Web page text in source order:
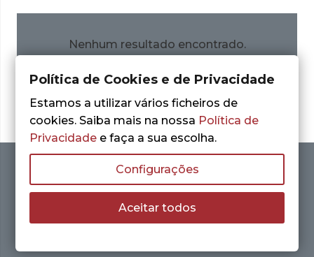
Nenhum resultado encontrado.
Política de Cookies e de Privacidade
Estamos a utilizar vários ficheiros de
cookies. Saiba mais na nossa Política de
Privacidade e faça a sua escolha.
Configurações
Aceitar todos